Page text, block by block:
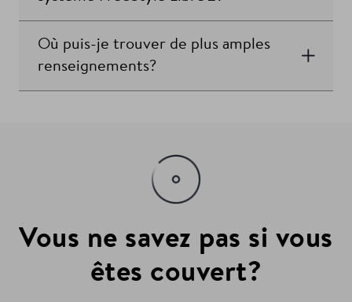
Où puis-je trouver de plus amples
renseignements?
Vous ne savez pas si vous
êtes couvert?